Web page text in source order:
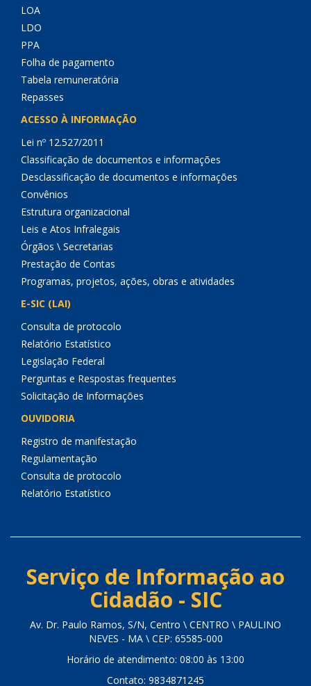
LOA
LDO
PPA
Folha de pagamento
Tabela remuneratória
Repasses
ACESSO À INFORMAÇÃO
Lei nº 12.527/2011
Classificação de documentos e informações
Desclassificação de documentos e informações
Convênios
Estrutura organizacional
Leis e Atos Infralegais
Órgãos \ Secretarias
Prestação de Contas
Programas, projetos, ações, obras e atividades
E-SIC (LAI)
Consulta de protocolo
Relatório Estatístico
Legislação Federal
Perguntas e Respostas frequentes
Solicitação de Informações
OUVIDORIA
Registro de manifestação
Regulamentação
Consulta de protocolo
Relatório Estatístico
Serviço de Informação ao
Cidadão - SIC
Av. Dr. Paulo Ramos, S/N, Centro \ CENTRO \ PAULINO
NEVES - MA \ CEP: 65585-000
Horário de atendimento: 08:00 às 13:00
Contato: 9834871245